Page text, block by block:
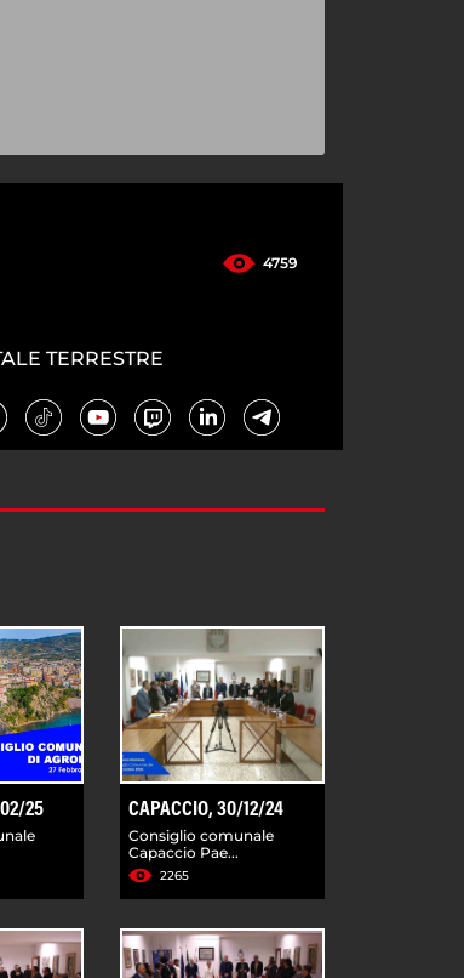
4759
TERRESTRE
25 CAPACCIO, 30/12/24
Consiglio comunale
Capaccio Pae...
2265